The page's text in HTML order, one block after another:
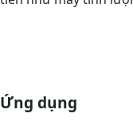
Ứng dụng